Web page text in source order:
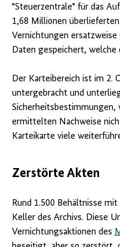
"Steuerzentrale" für das
1,68 Millionen überlieferten
Vernichtungen
Daten gespeichert, welche
Der Karteibereich ist im 2.
untergebracht und
Sicherheitsbestimmungen,
ermittelten Nachweise
Karteikarte viele
Zerstörte Akten
Rund 1.500 Behältnisse
Keller des Archivs. Diese
Vernichtungsaktionen des